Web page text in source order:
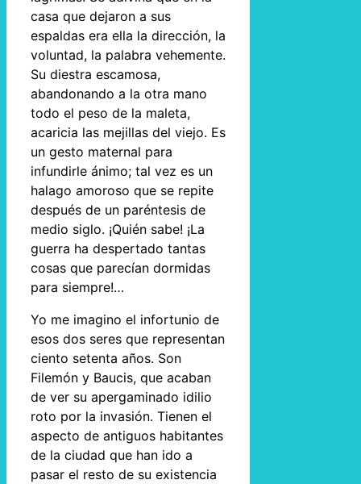
casa que dejaron a sus
espaldas era ella la dirección, la
voluntad, la palabra vehemente.
Su diestra escamosa,
abandonando a la otra mano
todo el peso de la maleta,
acaricia las mejillas del viejo. Es
un gesto maternal para
infundirle ánimo; tal vez es un
halago amoroso que se repite
después de un paréntesis de
medio siglo. ¡Quién sabe! ¡La
guerra ha despertado tantas
cosas que parecían dormidas
para siempre!…
Yo me imagino el infortunio de
esos dos seres que representan
ciento setenta años. Son
Filemón y Baucis, que acaban
de ver su apergaminado idilio
roto por la invasión. Tienen el
aspecto de antiguos habitantes
de la ciudad que han ido a
pasar el resto de su existencia